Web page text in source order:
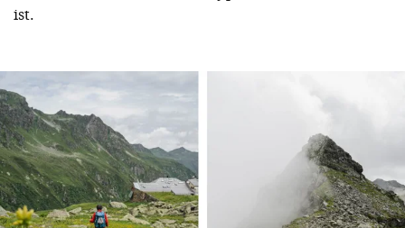
ist.